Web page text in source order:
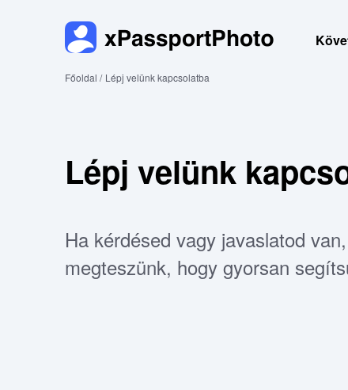
Főoldal / Lépj velünk kapcsolatba
Lépj velünk
Ha kérdésed vagy javaslatod
megteszünk, hogy gyorsan